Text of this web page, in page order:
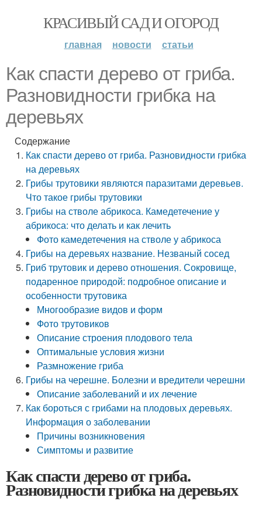
КРАСИВЫЙ САД И ОГОРОД
главная новости статьи
Как спасти дерево от гриба.
Разновидности грибка на
деревьях
Содержание
Как спасти дерево от гриба. Разновидности грибка
на деревьях
Грибы трутовики являются паразитами деревьев.
Что такое грибы трутовики
Грибы на стволе абрикоса. Камедетечение у
абрикоса: что делать и как лечить
Фото камедетечения на стволе у абрикоса
Грибы на деревьях название. Незваный сосед
Гриб трутовик и дерево отношения. Сокровище,
подаренное природой: подробное описание и
особенности трутовика
Многообразие видов и форм
Фото трутовиков
Описание строения плодового тела
Оптимальные условия жизни
Размножение гриба
Грибы на черешне. Болезни и вредители черешни
Описание заболеваний и их лечение
Как бороться с грибами на плодовых деревьях.
Информация о заболевании
Причины возникновения
Симптомы и развитие
Как спасти дерево от гриба.
Разновидности грибка на деревьях